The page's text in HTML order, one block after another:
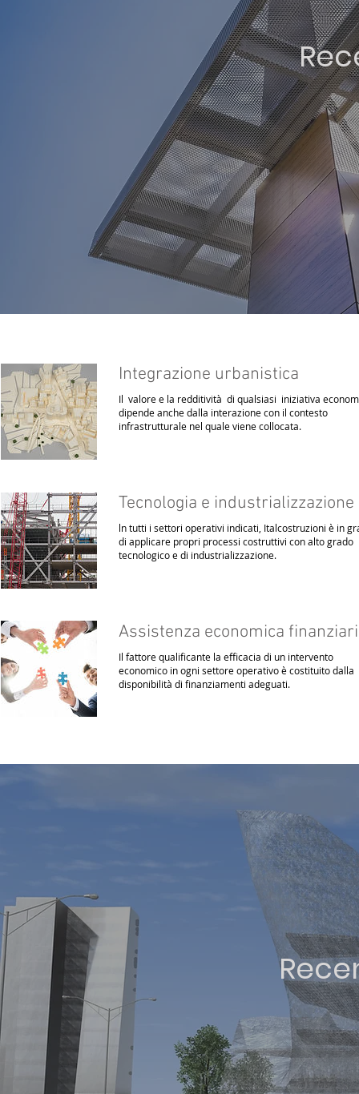
Integrazione urbanistica
Il valore e la redditività di qualsiasi iniziativa
dipende anche dalla interazione con il contesto
infrastrutturale nel quale viene collocata.
Tecnologia e industrializzazione
ln tutti i settori operativi indicati, Italcostruzioni è in
di applicare propri processi costruttivi con alto grado
tecnologico e di industrializzazione.
Assistenza economica
Il fattore qualificante la efficacia di un intervento
economico in ogni settore operativo è costituito dalla
disponibilità di finanziamenti adeguati.